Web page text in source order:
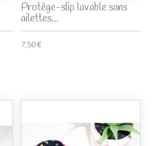
Protège-slip lavable sans
ailettes...
7,50 €